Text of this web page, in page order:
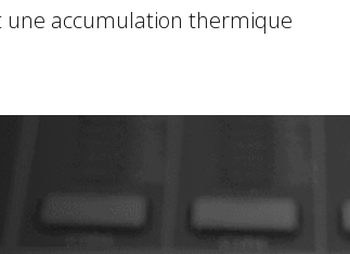
une accumulation thermique